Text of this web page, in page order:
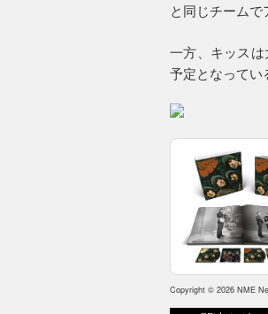
と同じチームで
一方、キッス
予定となってい
Copyright © 2026 NME